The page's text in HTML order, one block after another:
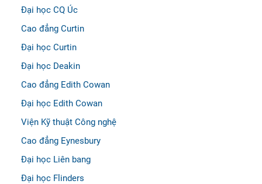
Đại học CQ Úc
Cao đẳng Curtin
Đại học Curtin
Đại học Deakin
Cao đẳng Edith Cowan
Đại học Edith Cowan
Viện Kỹ thuật Công nghệ
Cao đẳng Eynesbury
Đại học Liên bang
Đại học Flinders